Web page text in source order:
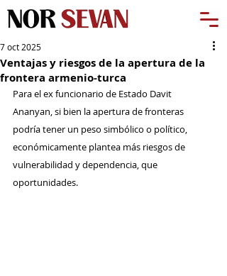
Ventajas y riesgos de la apertura de la
frontera armenio-turca
7 oct 2025
Para el ex funcionario de Estado Davit
Ananyan, si bien la apertura de fronteras
podría tener un peso simbólico o político,
económicamente plantea más riesgos de
vulnerabilidad y dependencia, que
oportunidades.